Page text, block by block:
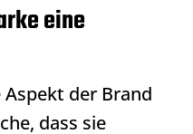
eine
Aspekt der Brand
dass sie